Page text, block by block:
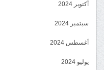
أكتوبر 2024
سبتمبر 2024
أغسطس 2024
يوليو 2024